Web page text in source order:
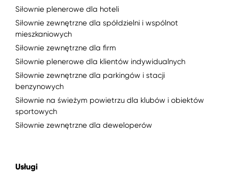
Siłownie plenerowe dla hoteli
Siłownie zewnętrzne dla spółdzielni i wspólnot
mieszkaniowych
Siłownie zewnętrzne dla firm
Siłownie plenerowe dla klientów indywidualnych
Siłownie zewnętrzne dla parkingów i stacji
benzynowych
Siłownie na świeżym powietrzu dla klubów i obiektów
sportowych
Siłownie zewnętrzne dla deweloperów
Usługi